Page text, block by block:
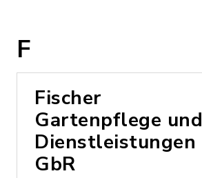
F
Fischer
Gartenpflege und
Dienstleistungen
GbR